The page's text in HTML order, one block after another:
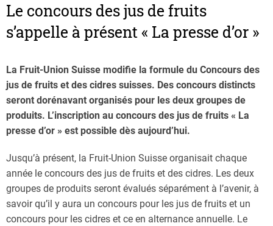
Le concours des jus de fruits
s’appelle à présent « La presse d’or »
La Fruit-Union Suisse modifie la formule du Concours des
jus de fruits et des cidres suisses. Des concours distincts
seront dorénavant organisés pour les deux groupes de
produits. L’inscription au concours des jus de fruits « La
presse d’or » est possible dès aujourd’hui.
Jusqu’à présent, la Fruit-Union Suisse organisait chaque
année le concours des jus de fruits et des cidres. Les deux
groupes de produits seront évalués séparément à l’avenir, à
savoir qu’il y aura un concours pour les jus de fruits et un
concours pour les cidres et ce en alternance annuelle. Le